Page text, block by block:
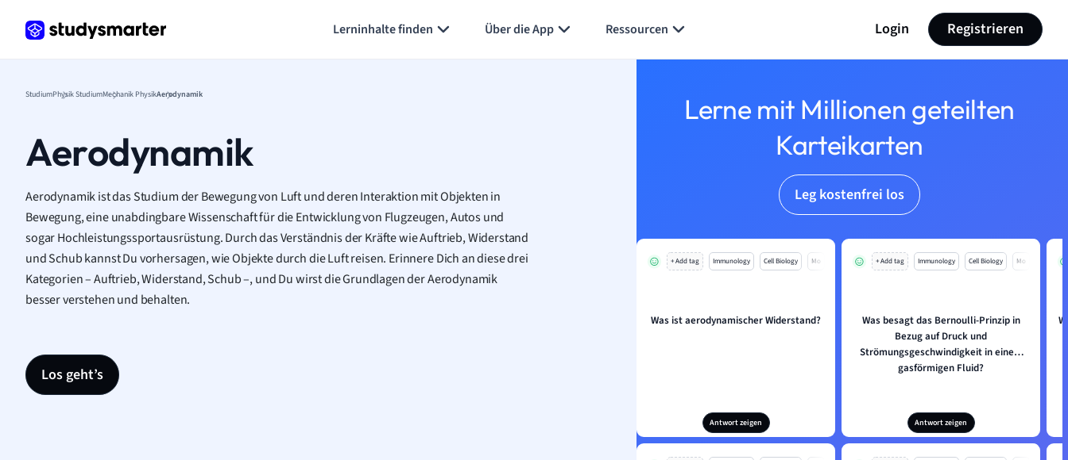
Lerninhalte finden Über die App Ressourcen Login Registrieren
StudiumPhysik StudiumMechanik PhysikAerodynamik
Aerodynamik
Aerodynamik ist das Studium der Bewegung von Luft und deren Interaktion mit Objekten in
Bewegung, eine unabdingbare Wissenschaft für die Entwicklung von Flugzeugen, Autos und
sogar Hochleistungssportausrüstung. Durch das Verständnis der Kräfte wie Auftrieb, Widerstand
und Schub kannst Du vorhersagen, wie Objekte durch die Luft reisen. Erinnere Dich an diese drei
Kategorien – Auftrieb, Widerstand, Schub –, und Du wirst die Grundlagen der Aerodynamik
besser verstehen und behalten.
Los geht’s
Lerne mit Millionen geteilten
Karteikarten
Leg kostenfrei los
+ Add tag Immunology Cell Biology Mo
Was ist aerodynamischer Widerstand?
Antwort zeigen
+ Add tag Immunology Cell Biology Mo
Was besagt das Bernoulli-Prinzip in
Bezug auf Druck und
Strömungsgeschwindigkeit in einem
gasförmigen Fluid?
Antwort zeigen